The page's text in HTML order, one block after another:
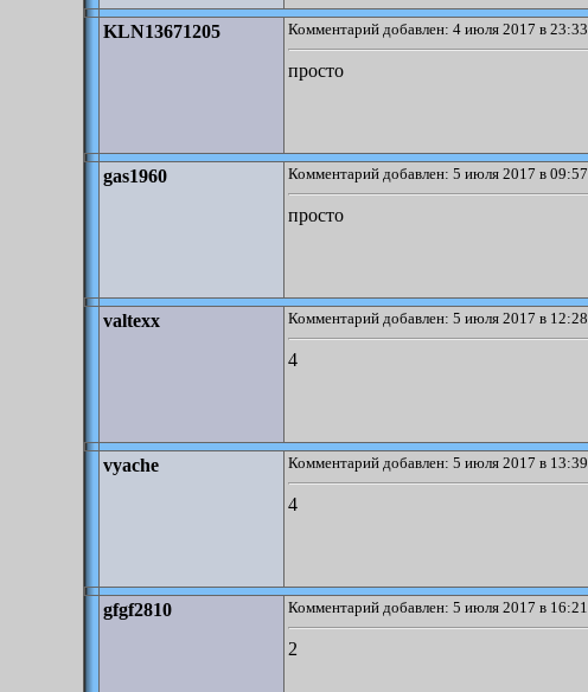
KLN13671205 Комментарий добавлен: 4 июля 2017 в 23:33
просто
gas1960 Комментарий добавлен: 5 июля 2017 в 09:57
просто
valtexx Комментарий добавлен: 5 июля 2017 в 12:28
4
vyache Комментарий добавлен: 5 июля 2017 в 13:39
4
gfgf2810 Комментарий добавлен: 5 июля 2017 в 16:21
2